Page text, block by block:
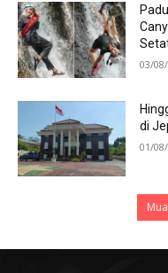
03/
di
01/